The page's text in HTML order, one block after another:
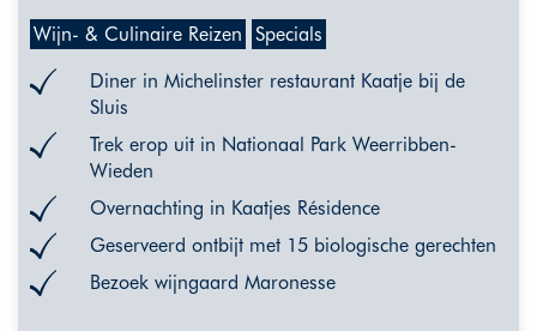
Wijn- & Culinaire Reizen Specials
Diner in Michelinster restaurant Kaatje bij de
Sluis
Trek erop uit in Nationaal Park Weerribben-
Wieden
Overnachting in Kaatjes Résidence
Geserveerd ontbijt met 15 biologische gerechten
Bezoek wijngaard Maronesse